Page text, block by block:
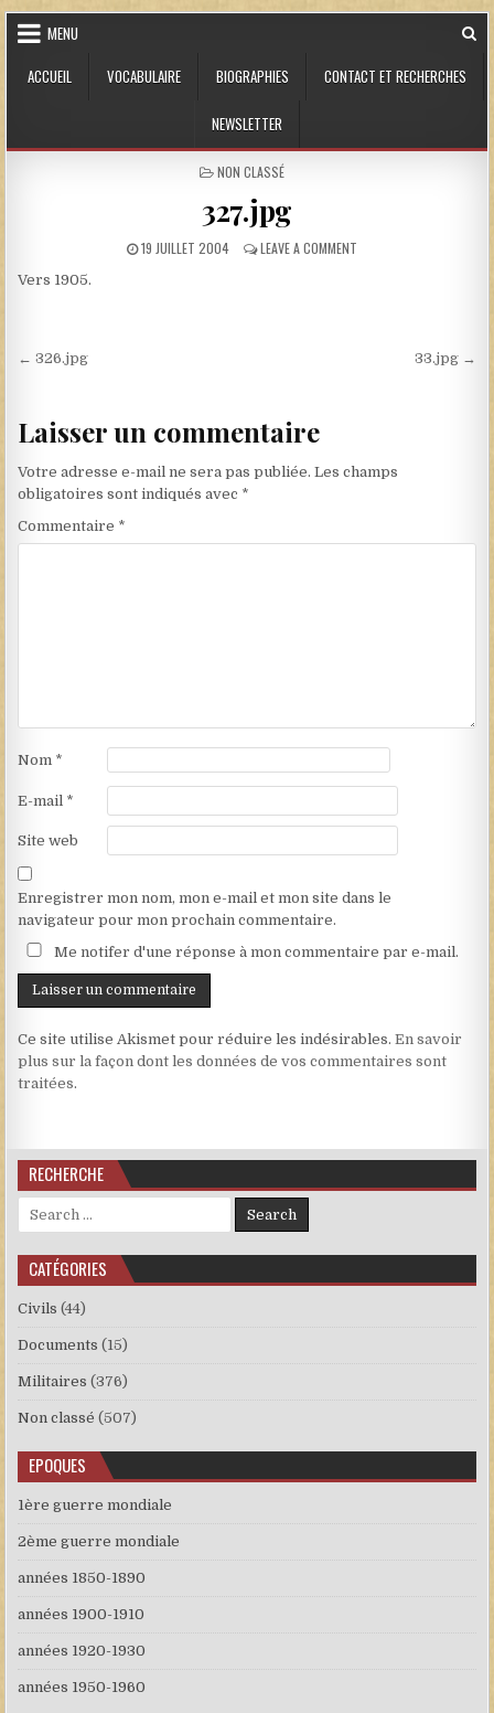
Skip to content
MENU
ACCUEIL
VOCABULAIRE BIOGRAPHIES CONTACT ET RECHERCHES
NEWSLETTER
POSTED IN
NON CLASSÉ
327.jpg
PUBLISHED DATE:
19 JUILLET 2004 LEAVE A COMMENTON 327.JPG
Vers 1905.
Navigation de l’article
← 326.jpg 33.jpg →
Laisser un commentaire
Votre adresse e-mail ne sera pas publiée. Les champs
obligatoires sont indiqués avec *
Commentaire *
Nom *
E-mail *
Site web
Enregistrer mon nom, mon e-mail et mon site dans le
navigateur pour mon prochain commentaire.
Me notifer d'une réponse à mon commentaire par e-mail.
Ce site utilise Akismet pour réduire les indésirables.En savoir
plus sur la façon dont les données de vos commentaires sont
traitées.
RECHERCHE
Search for:
CATÉGORIES
Civils (44)
Documents (15)
Militaires (376)
Non classé (507)
EPOQUES
1ère guerre mondiale
2ème guerre mondiale
années 1850-1890
années 1900-1910
années 1920-1930
années 1950-1960